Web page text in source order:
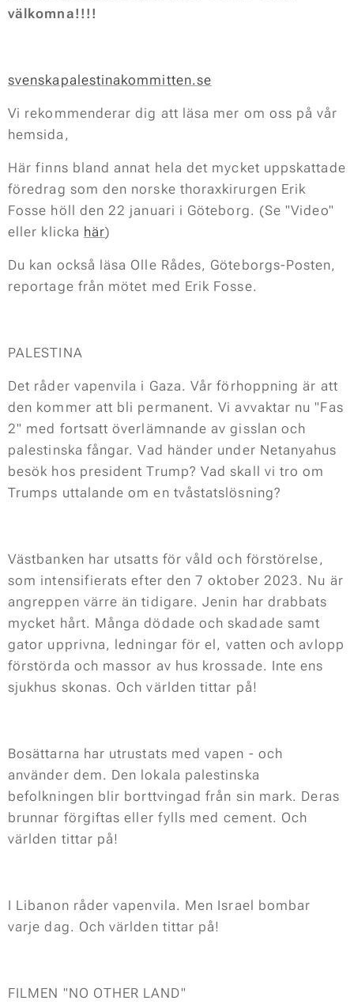
välkomna!!!!
svenskapalestinakommitten.se
Vi rekommenderar dig att läsa mer om oss på vår
hemsida,
Här finns bland annat hela det mycket uppskattade
föredrag som den norske thoraxkirurgen Erik
Fosse höll den 22 januari i Göteborg. (Se "Video"
eller klicka här)
Du kan också läsa Olle Rådes, Göteborgs-Posten,
reportage från mötet med Erik Fosse.
PALESTINA
Det råder vapenvila i Gaza. Vår förhoppning är att
den kommer att bli permanent. Vi avvaktar nu "Fas
2" med fortsatt överlämnande av gisslan och
palestinska fångar. Vad händer under Netanyahus
besök hos president Trump? Vad skall vi tro om
Trumps uttalande om en tvåstatslösning?
Västbanken har utsatts för våld och förstörelse,
som intensifierats efter den 7 oktober 2023. Nu är
angreppen värre än tidigare. Jenin har drabbats
mycket hårt. Många dödade och skadade samt
gator upprivna, ledningar för el, vatten och avlopp
förstörda och massor av hus krossade. Inte ens
sjukhus skonas. Och världen tittar på!
Bosättarna har utrustats med vapen - och
använder dem. Den lokala palestinska
befolkningen blir borttvingad från sin mark. Deras
brunnar förgiftas eller fylls med cement. Och
världen tittar på!
I Libanon råder vapenvila. Men Israel bombar
varje dag. Och världen tittar på!
FILMEN "NO OTHER LAND"